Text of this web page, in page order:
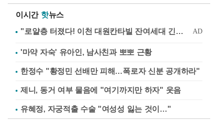
이시간 핫뉴스
'마약 자숙' 유아인, 남사친과 뽀뽀 근황
한정수 "황정민 선배만 피해…폭로자 신분 공개하라"
제니, 동거 여부 물음에 "여기까지만 하자" 웃음
유혜정, 자궁적출 수술 "여성성 잃는 것이…"